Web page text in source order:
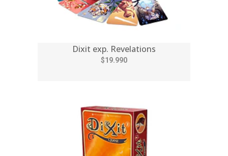
Dixit exp. Revelations
$19.990